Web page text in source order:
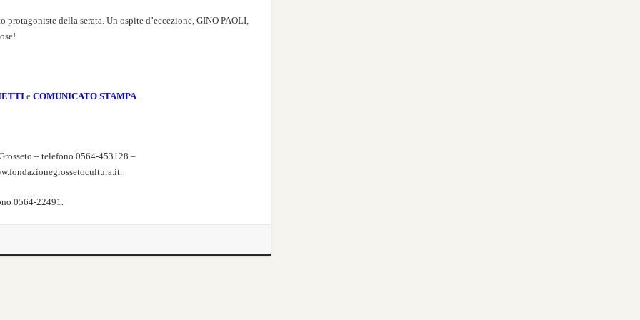
protagoniste della serata. Un ospite d’eccezione, GINO PAOLI,
e COMUNICATO STAMPA.
– telefono 0564-453128 –
0564-22491.